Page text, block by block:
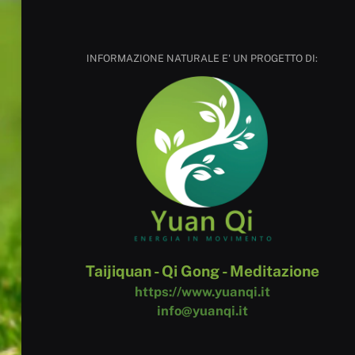
INFORMAZIONE NATURALE E' UN PROGETTO DI:
Taijiquan - Qi Gong - Meditazione
https://www.yuanqi.it
info@yuanqi.it